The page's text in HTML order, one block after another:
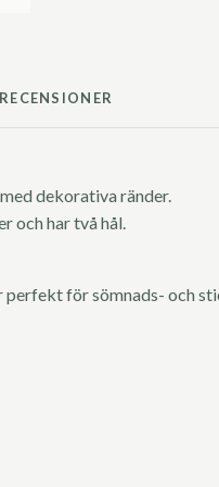
RECENSIONER
dekorativa ränder.
och har två hål.
perfekt för sömnads- och